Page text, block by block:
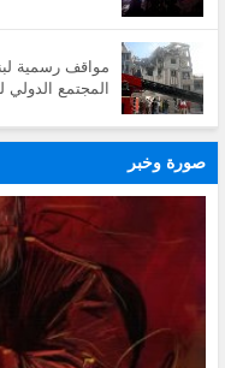
مواقف رسمية
المجتمع الدولي
صورة وخبر